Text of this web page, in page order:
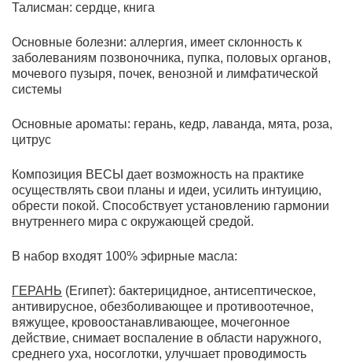
Талисман: сердце, книга
Основные болезни: аллергия, имеет склонность к
заболеваниям позвоночника, пупка, половых органов,
мочевого пузыря, почек, венозной и лимфатической
системы
Основные ароматы: герань, кедр, лаванда, мята, роза,
цитрус
Композиция ВЕСЫ дает возможность на практике
осуществлять свои планы и идеи, усилить интуицию,
обрести покой. Способствует установлению гармонии
внутреннего мира с окружающей средой.
В набор входят 100% эфирные масла:
ГЕРАНЬ (Египет): бактерицидное, антисептическое,
антивирусное, обезболивающее и противоотечное,
вяжущее, кровоостанавливающее, мочегонное
действие, снимает воспаление в области наружного,
среднего уха, носоглотки, улучшает проводимость